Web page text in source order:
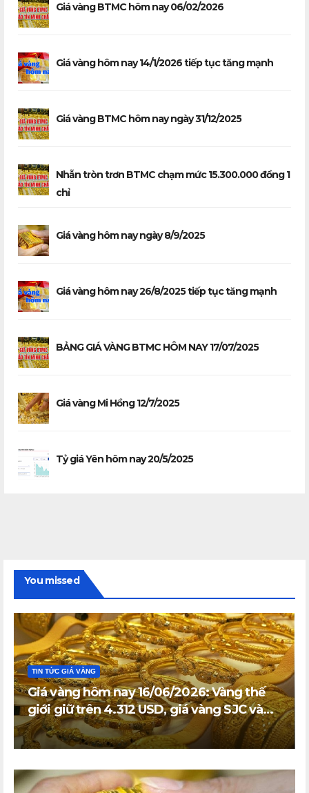
Giá vàng BTMC hôm nay 06/02/2026
Giá vàng hôm nay 14/1/2026 tiếp tục tăng mạnh
Giá vàng BTMC hôm nay ngày 31/12/2025
Nhẫn tròn trơn BTMC chạm mức 15.300.000 đồng 1
chỉ
Giá vàng hôm nay ngày 8/9/2025
Giá vàng hôm nay 26/8/2025 tiếp tục tăng mạnh
BẢNG GIÁ VÀNG BTMC HÔM NAY 17/07/2025
Giá vàng Mi Hồng 12/7/2025
Tỷ giá Yên hôm nay 20/5/2025
You missed
TIN TỨC GIÁ VÀNG
Giá vàng hôm nay 16/06/2026: Vàng thế
giới giữ trên 4.312 USD, giá vàng SJC và
vàng nhẫn trong nước đi ngang